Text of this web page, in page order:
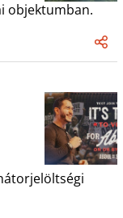
objektumban.